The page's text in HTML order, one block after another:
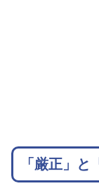
「厳正」